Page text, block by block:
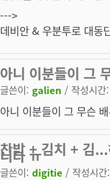
--->
데비안 & 우분투로 대동
아니 이분들이 그
글쓴이: galien / 작성시
아니 이분들이 그 무슨
찬밥 + 김치 + 김
니다 ㅠ
글쓴이: digitie / 작성시